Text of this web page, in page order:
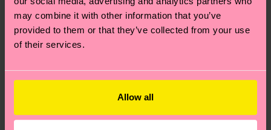
may combine it with other information that you’ve
provided to them or that they’ve collected from your use
of their services.
Allow all